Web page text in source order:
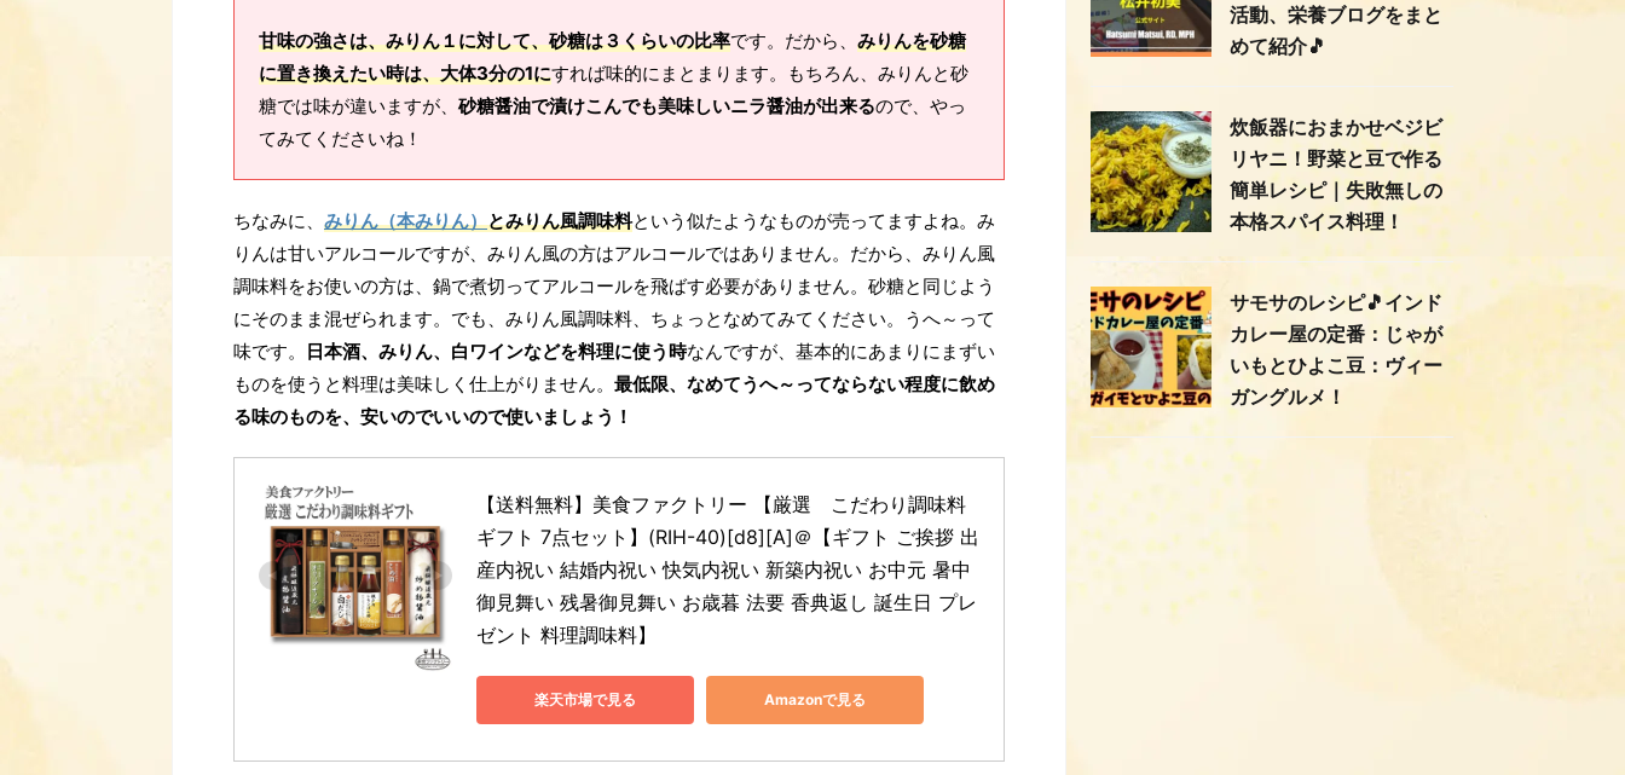
甘味の強さは、みりん１に対して、砂糖は３くらいの比率です。だから、 みりんを砂糖
に置き換えたい時は、大体3分の1にすれば味的にまとまります。もちろん、みりんと砂
糖では味が違いますが、 砂糖醤油で漬けこんでも美味しいニラ醤油が出来るので、やっ
てみてくださいね！
ちなみに、 みりん（本みりん）とみりん風調味料という似たようなものが売ってますよね。み
りんは甘いアルコールですが、みりん風の方はアルコールではありません。だから、みりん風
調味料をお使いの方は、鍋で煮切ってアルコールを飛ばす必要がありません。砂糖と同じよう
にそのまま混ぜられます。でも、みりん風調味料、ちょっとなめてみてください。うへ～って
味です。
日本酒、みりん、白ワインなどを料理に使う時なんですが、基本的にあまりにまずい
ものを使うと料理は美味しく仕上がりません。 最低限、なめてうへ～ってならない程度に飲め
る味のものを、安いのでいいので使いましょう！
【送料無料】美食ファクトリー 【厳選　こだわり調味料
ギフト 7点セット】(RIH-40)[d8][A]＠【ギフト ご挨拶 出
産内祝い 結婚内祝い 快気内祝い 新築内祝い お中元 暑中
御見舞い 残暑御見舞い お歳暮 法要 香典返し 誕生日 プレ
ゼント 料理調味料】
楽天市場で見る Amazonで見る
活動、栄養ブログをまと
めて紹介🎵
炊飯器におまかせベジビ
リヤニ！野菜と豆で作る
簡単レシピ｜失敗無しの
本格スパイス料理！
サモサのレシピ🎵インド
カレー屋の定番：じゃが
いもとひよこ豆：ヴィー
ガングルメ！